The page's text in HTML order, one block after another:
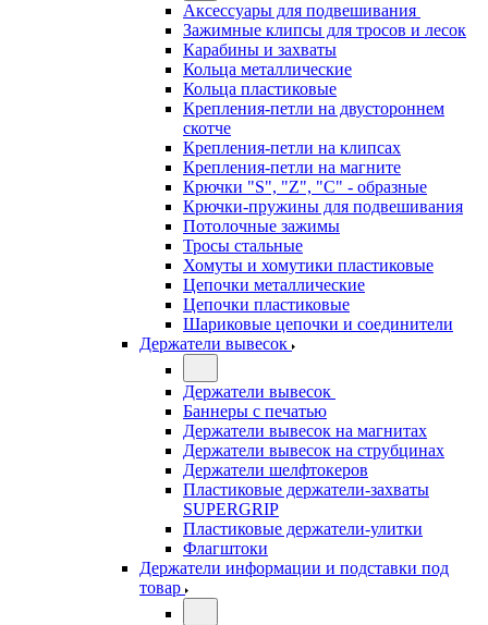
Аксессуары для подвешивания
Зажимные клипсы для тросов и лесок
Карабины и захваты
Кольца металлические
Кольца пластиковые
Крепления-петли на двустороннем
скотче
Крепления-петли на клипсах
Крепления-петли на магните
Крючки "S", "Z", "C" - образные
Крючки-пружины для подвешивания
Потолочные зажимы
Тросы стальные
Хомуты и хомутики пластиковые
Цепочки металлические
Цепочки пластиковые
Шариковые цепочки и соединители
Держатели вывесок
Держатели вывесок
Баннеры с печатью
Держатели вывесок на магнитах
Держатели вывесок на струбцинах
Держатели шелфтокеров
Пластиковые держатели-захваты
SUPERGRIP
Пластиковые держатели-улитки
Флагштоки
Держатели информации и подставки под
товар